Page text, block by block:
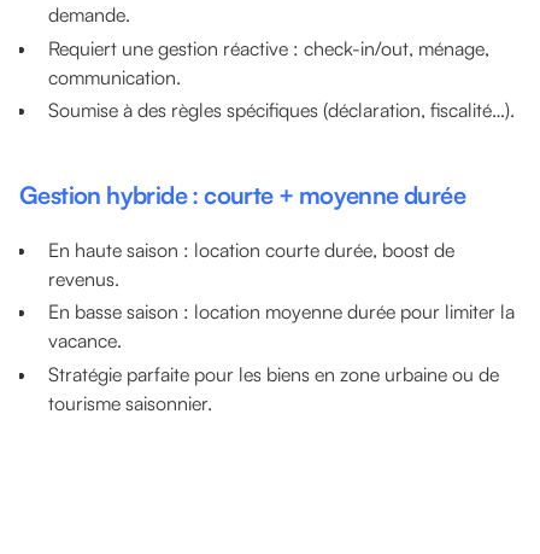
demande.
Requiert une gestion réactive : check-in/out, ménage,
communication.
Soumise à des règles spécifiques (déclaration, fiscalité…).
Gestion hybride : courte + moyenne durée
En haute saison : location courte durée, boost de
revenus.
En basse saison : location moyenne durée pour limiter la
vacance.
Stratégie parfaite pour les biens en zone urbaine ou de
tourisme saisonnier.